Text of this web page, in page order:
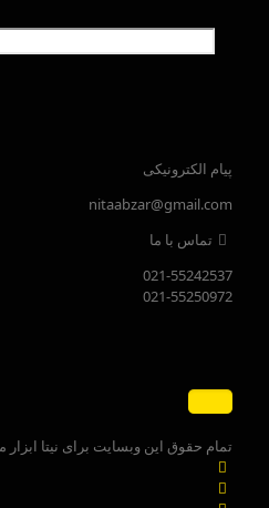
پیام الکترونیکی
nitaabzar@gmail.com
تماس با ما
021-55242537
021-55250972
تمام حقوق این وبسایت برای نیتا